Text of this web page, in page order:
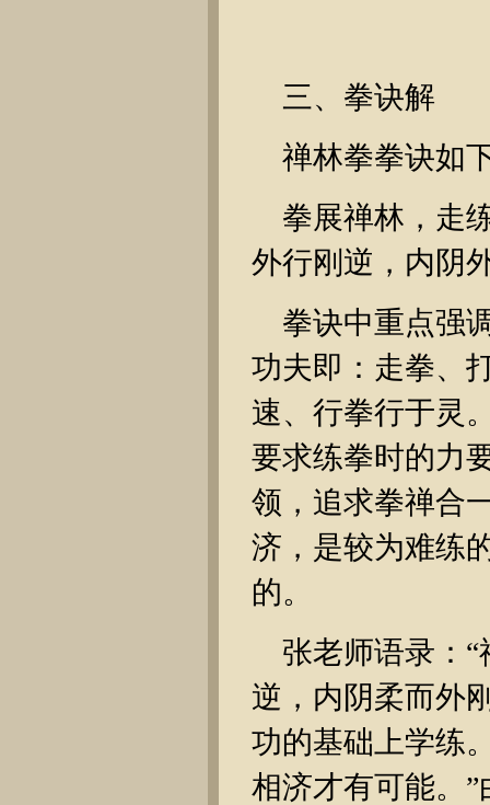
三、拳诀解
禅林拳拳诀如
拳展禅林，走
外行刚逆，内阴
拳诀中重点强
功夫即：走拳、
速、行拳行于灵
要求练拳时的力
领，追求拳禅合
济，是较为难练
的。
张老师语录：
逆，内阴柔而外
功的基础上学练
相济才有可能。